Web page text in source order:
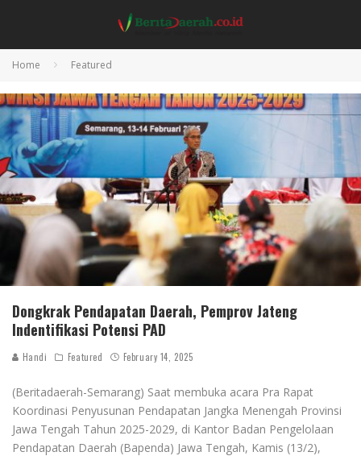
Home Featured
Dongkrak Pendapatan Daerah, Pemprov Jateng
Indentifikasi Potensi PAD
Handi Featured February 14, 2025
(Beritadaerah-Semarang) Saat membuka acara Pra Rapat
Koordinasi Penyusunan Pendapatan Jangka Menengah Provinsi
Jawa Tengah Tahun 2025-2029, di Kantor Badan Pengelolaan
Pendapatan Daerah (Bapenda) Jawa Tengah, Kamis (13/2),